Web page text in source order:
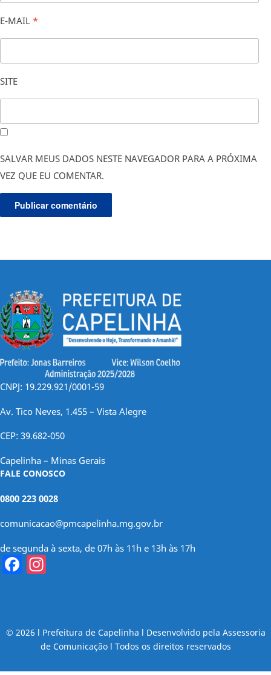
E-MAIL *
SITE
SALVAR MEUS DADOS NESTE NAVEGADOR PARA A PRÓXIMA
VEZ QUE EU COMENTAR.
CNPJ: 19.229.921/0001-59
Av. Tico Neves, 1.455 – Vista Alegre
CEP: 39.682-050
Capelinha – Minas Gerais
FALE CONOSCO
0800 223 0028
comunicacao@pmcapelinha.mg.gov.br
de segunda à sexta, de 07h às 11h e 13h às 17h
Facebook
© 2026 l Prefeitura de Capelinha l Desenvolvido pela Assessoria
de Comunicação l Todos os direitos reservados